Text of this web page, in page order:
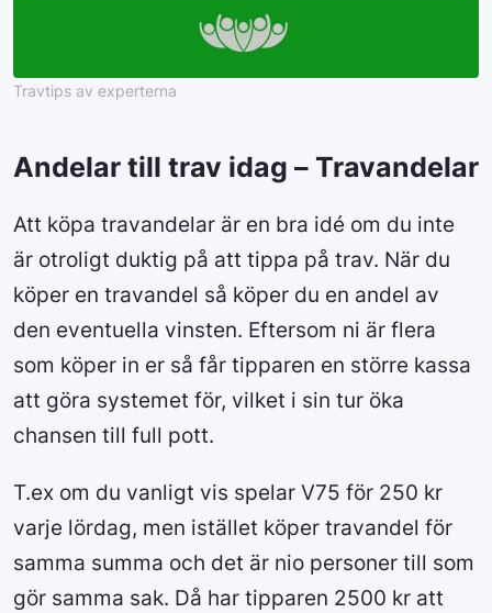
Travtips av experterna
Andelar till trav idag – Travandelar
Att köpa travandelar är en bra idé om du inte
är otroligt duktig på att tippa på trav. När du
köper en travandel så köper du en andel av
den eventuella vinsten. Eftersom ni är flera
som köper in er så får tipparen en större kassa
att göra systemet för, vilket i sin tur öka
chansen till full pott.
T.ex om du vanligt vis spelar V75 för 250 kr
varje lördag, men istället köper travandel för
samma summa och det är nio personer till som
gör samma sak. Då har tipparen 2500 kr att